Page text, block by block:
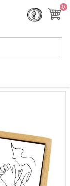
0
Shopping
Monte
sua
Cesta